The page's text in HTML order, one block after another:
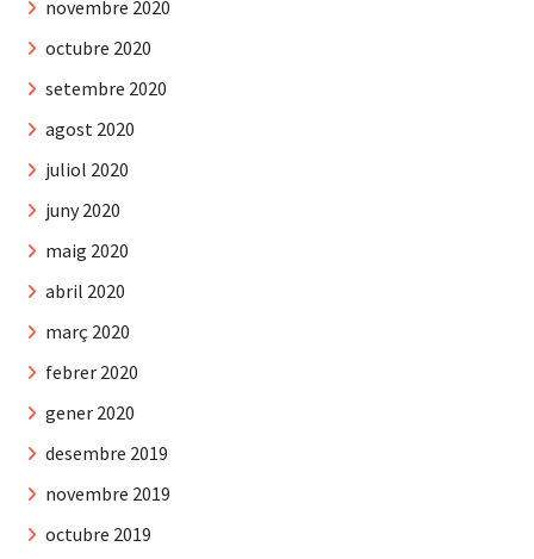
novembre 2020
octubre 2020
setembre 2020
agost 2020
juliol 2020
juny 2020
maig 2020
abril 2020
març 2020
febrer 2020
gener 2020
desembre 2019
novembre 2019
octubre 2019